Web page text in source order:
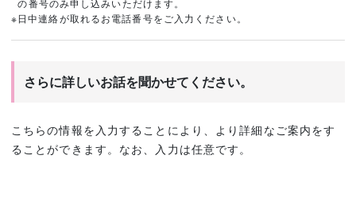
の番号のみ申し込みいただけます。
※日中連絡が取れるお電話番号をご入力ください。
さらに詳しいお話を聞かせてください。
こちらの情報を入力することにより、より詳細なご案内をす
ることができます。なお、入力は任意です。